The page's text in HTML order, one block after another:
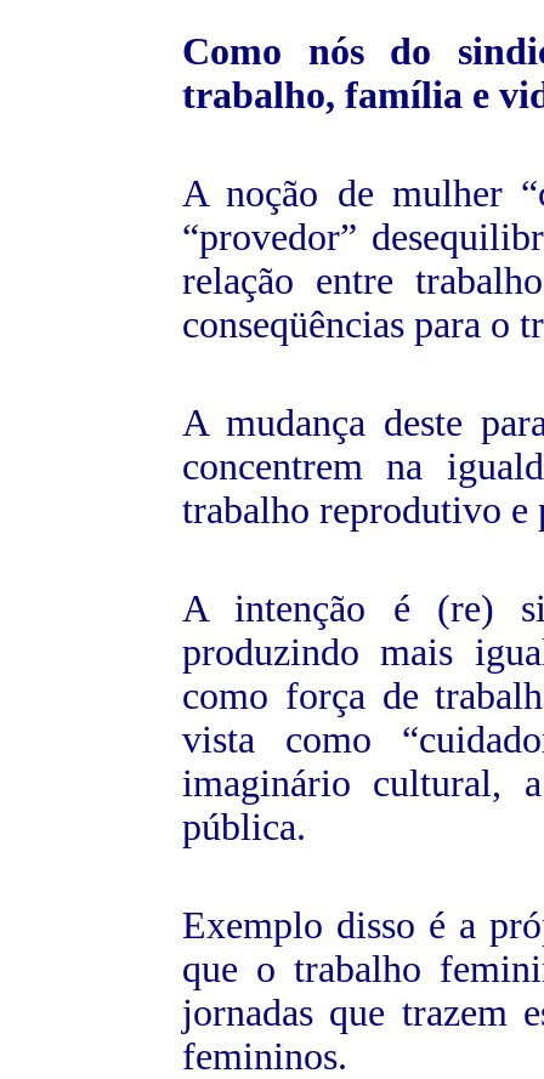
Como nós do
trabalho, família e
A noção de mulher
“provedor”
relação entre
conseqüências para o
A mudança deste
concentrem na
trabalho reprodutivo e
A intenção é (re)
produzindo mais
como força de
vista como
imaginário cultural,
pública.
Exemplo disso é a
que o trabalho
jornadas que trazem
femininos.